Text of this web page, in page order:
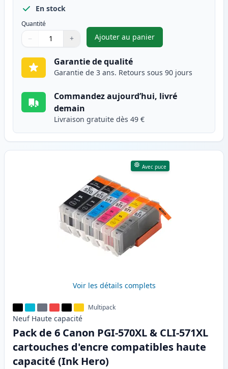
En stock
Quantité
Quantité
Utilisez les boutons pour ajuster
− +
Quantité
Ajouter au panier
,Pack de 10 Canon PGI-
Garantie de qualité
Garantie de 3 ans. Retours sous 90 jours
Commandez aujourd’hui, livré
demain
Livraison gratuite dès 49 €
Avec puce
Voir les détails complets
Multipack
Neuf Haute capacité
Pack de 6 Canon PGI-570XL & CLI-571XL
cartouches d'encre compatibles haute
capacité (Ink Hero)